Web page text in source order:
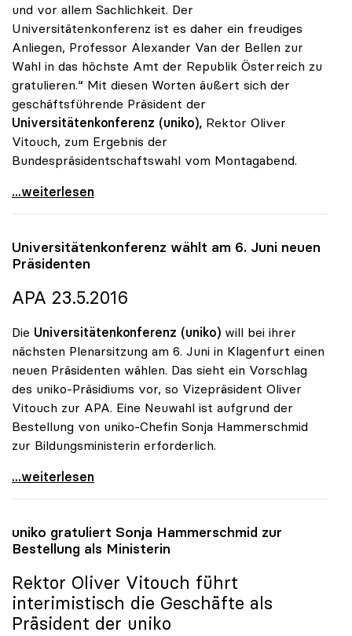
und vor allem Sachlichkeit. Der
Universitätenkonferenz ist es daher ein freudiges
Anliegen, Professor Alexander Van der Bellen zur
Wahl in das höchste Amt der Republik Österreich zu
gratulieren.“ Mit diesen Worten äußert sich der
geschäftsführende Präsident der
Universitätenkonferenz (uniko), Rektor Oliver
Vitouch, zum Ergebnis der
Bundespräsidentschaftswahl vom Montagabend.
uniko gratuliert dem neuen Bundespräsidenten
...weiterlesen
Universitätenkonferenz wählt am 6. Juni neuen
Präsidenten
APA 23.5.2016
Die Universitätenkonferenz (uniko) will bei ihrer
nächsten Plenarsitzung am 6. Juni in Klagenfurt einen
neuen Präsidenten wählen. Das sieht ein Vorschlag
des uniko-Präsidiums vor, so Vizepräsident Oliver
Vitouch zur APA. Eine Neuwahl ist aufgrund der
Bestellung von uniko-Chefin Sonja Hammerschmid
zur Bildungsministerin erforderlich.
Universitätenkonferenz wählt am 6. Juni neuen
...weiterlesen
uniko gratuliert Sonja Hammerschmid zur
Bestellung als Ministerin
Rektor Oliver Vitouch führt
interimistisch die Geschäfte als
Präsident der uniko